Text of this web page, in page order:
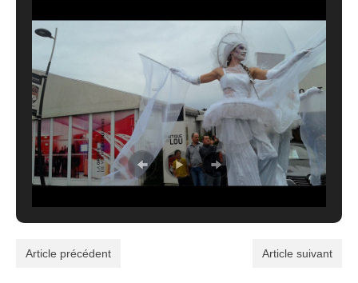
Article précédent Article suivant